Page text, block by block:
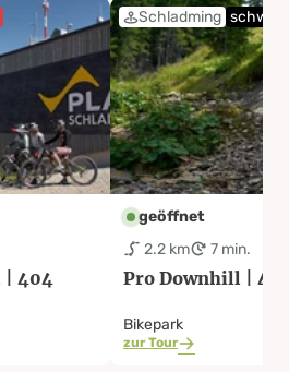
| 404
Schladming schwer
geöffnet
2.2 km
7 min.
Pro Downhill |
Bikepark
zur Tour